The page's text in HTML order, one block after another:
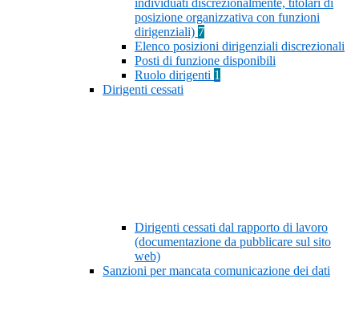
individuati discrezionalmente, titolari di
posizione organizzativa con funzioni
dirigenziali) 7
Elenco posizioni dirigenziali discrezionali
Posti di funzione disponibili
Ruolo dirigenti 1
Dirigenti cessati
Dirigenti cessati dal rapporto di lavoro
(documentazione da pubblicare sul sito
web)
Sanzioni per mancata comunicazione dei dati